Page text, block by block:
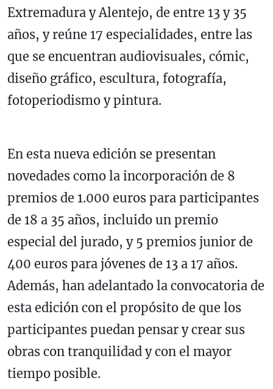
Extremadura y Alentejo, de entre 13 y 35
años, y reúne 17 especialidades, entre las
que se encuentran audiovisuales, cómic,
diseño gráfico, escultura, fotografía,
fotoperiodismo y pintura.
En esta nueva edición se presentan
novedades como la incorporación de 8
premios de 1.000 euros para participantes
de 18 a 35 años, incluido un premio
especial del jurado, y 5 premios junior de
400 euros para jóvenes de 13 a 17 años.
Además, han adelantado la convocatoria de
esta edición con el propósito de que los
participantes puedan pensar y crear sus
obras con tranquilidad y con el mayor
tiempo posible.